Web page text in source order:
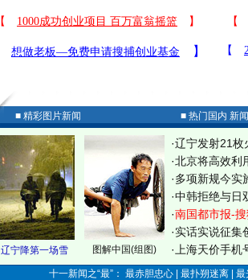
■ 精彩图片新闻 ■ 热门国内 新
辽宁降第一场雪 图解中国(组图)
·辽宁发射21枚
·北京将高效利
·多项新规今实
·中韩拒绝与日
·南国都市报-
·实话实说征集
· 上海天价手
十一新闻之“最”： 最赤胆忠心 | 最扑朔迷离 |